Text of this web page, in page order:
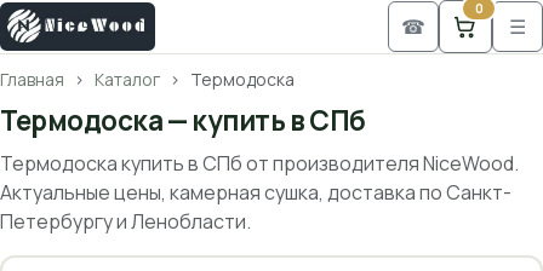
☎
0
☰
Главная Каталог Термодоска
Термодоска — купить в СПб
Термодоска купить в СПб от производителя NiceWood.
Актуальные цены, камерная сушка, доставка по Санкт-
Петербургу и Ленобласти.